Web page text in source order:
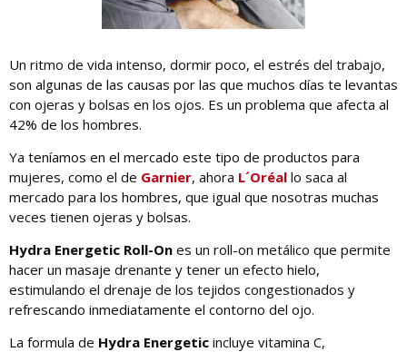
Un ritmo de vida intenso, dormir poco, el estrés del trabajo,
son algunas de las causas por las que muchos días te levantas
con ojeras y bolsas en los ojos. Es un problema que afecta al
42% de los hombres.
Ya teníamos en el mercado este tipo de productos para
mujeres, como el de Garnier, ahora L´Oréal lo saca al
mercado para los hombres, que igual que nosotras muchas
veces tienen ojeras y bolsas.
Hydra Energetic Roll-On es un roll-on metálico que permite
hacer un masaje drenante y tener un efecto hielo,
estimulando el drenaje de los tejidos congestionados y
refrescando inmediatamente el contorno del ojo.
La formula de Hydra Energetic incluye vitamina C,